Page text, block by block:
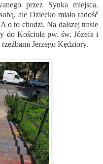
przez Synka miejsca.
ale Dziecko miało radość
o to chodzi. Na dalszej trasie
do Kościoła pw. św. Józefa i
Jerzego Kędziory.